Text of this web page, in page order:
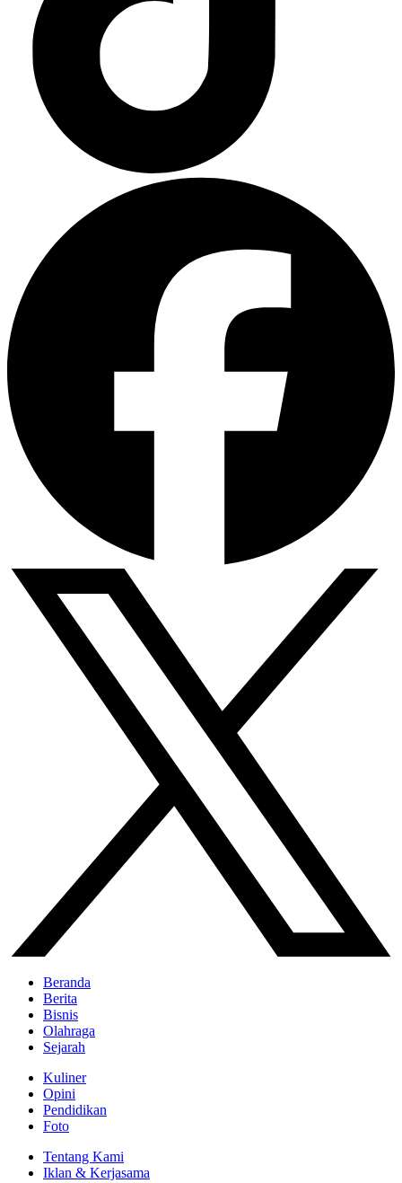
Beranda
Berita
Bisnis
Olahraga
Sejarah
Kuliner
Opini
Pendidikan
Foto
Tentang Kami
Iklan & Kerjasama